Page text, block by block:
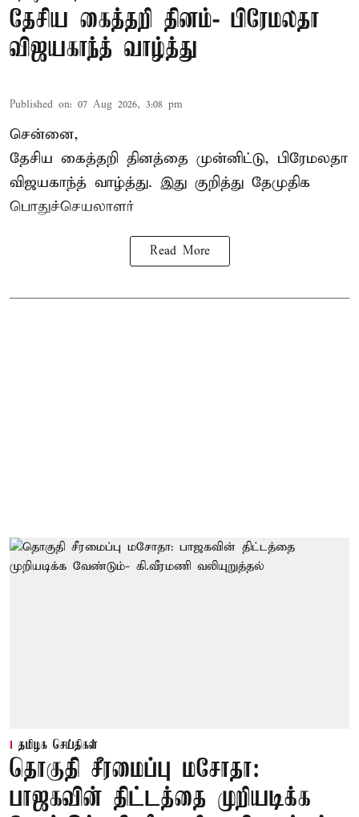
தேசிய கைத்தறி தினம்- பிரேமலதா
விஜயகாந்த் வாழ்த்து
Published on: 07 Aug 2026, 3:08 pm
சென்னை,
தேசிய கைத்தறி தினத்தை முன்னிட்டு, பிரேமலதா
விஜயகாந்த் வாழ்த்து. இது குறித்து தேமுதிக
பொதுச்செயலாளர்
Read More
தமிழக செய்திகள்
தொகுதி சீரமைப்பு மசோதா:
பாஜகவின் திட்டத்தை முறியடிக்க